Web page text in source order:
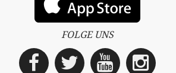
FOLGE UNS
Facebook
Twitter